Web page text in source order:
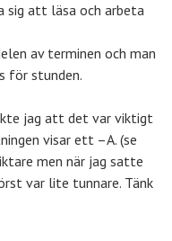
sig att läsa och arbeta
av terminen och man
för stunden.
jag att det var viktigt
visar ett –A. (se
men när jag satte
var lite tunnare. Tänk